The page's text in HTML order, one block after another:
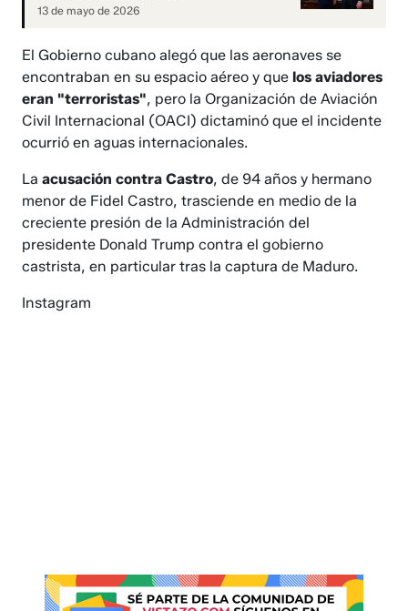
13 de mayo de 2026
El Gobierno cubano alegó que las aeronaves se
encontraban en su espacio aéreo y quelos aviadores
eran "terroristas", pero la Organización de Aviación
Civil Internacional (OACI) dictaminó que el incidente
ocurrió en aguas internacionales.
La acusación contra Castro, de 94 años y hermano
menor de Fidel Castro, trasciende en medio de la
creciente presión de la Administración del
presidente Donald Trump contra el gobierno
castrista, en particular tras la captura de Maduro.
Instagram